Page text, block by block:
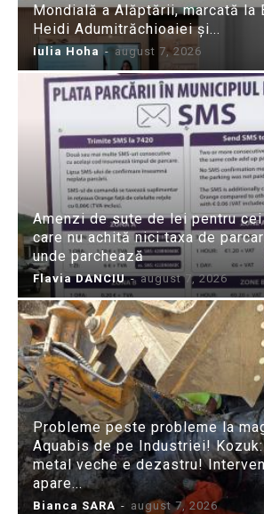
Mondială a Alăptării, marcată la
Heidi Adumitrăchioaiei și...
Iulia Hoha - august 7, 2026
Amenzi de sute de lei pentru
care nu achită nici taxa de
unde parchează
Flavia DANCIU - august 7, 2026
Probleme peste probleme la
Aquabis de pe Industriei!
metal veche e dezastru!
apare...
Bianca SARA - august 7, 2026